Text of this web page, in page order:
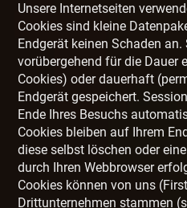
Unsere Internetseiten
Cookies sind kleine
Endgerät keinen Schaden
vorübergehend für die Dauer
Cookies) oder dauerhaft
Endgerät gespeichert.
Ende Ihres Besuchs
Cookies bleiben auf Ihrem
diese selbst löschen oder
durch Ihren Webbrowser
Cookies können von uns
Drittunternehmen stammen